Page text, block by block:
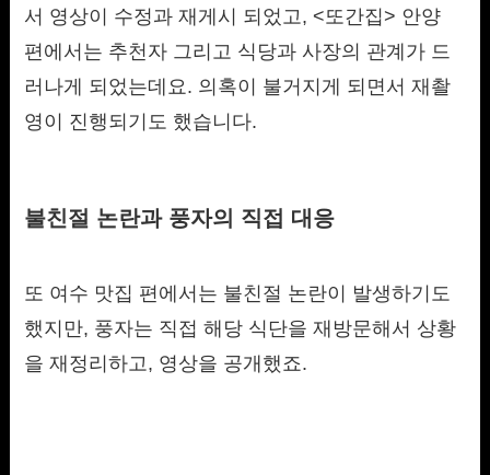
서 영상이 수정과 재게시 되었고, <또간집> 안양
편에서는 추천자 그리고 식당과 사장의 관계가 드
러나게 되었는데요. 의혹이 불거지게 되면서 재촬
영이 진행되기도 했습니다.
불친절 논란과 풍자의 직접 대응
또 여수 맛집 편에서는 불친절 논란이 발생하기도
했지만, 풍자는 직접 해당 식단을 재방문해서 상황
을 재정리하고, 영상을 공개했죠.